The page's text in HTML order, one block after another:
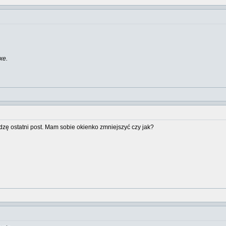
ostatni post. Mam sobie okienko zmniejszyć czy jak?